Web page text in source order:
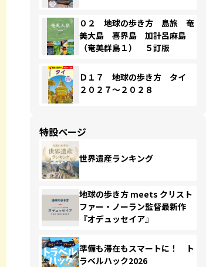
０２ 地球の歩き方 島旅 奄
美大島 喜界島 加計呂麻島
（奄美群島１） ５訂版
Ｄ１７ 地球の歩き方 タイ
２０２７～２０２８
特設ページ
世界遺産ランキング
地球の歩き方 meets クリスト
ファー・ノーラン監督最新作
『オデュッセイア』
準備も滞在もスマートに！ ト
ラベルハック2026